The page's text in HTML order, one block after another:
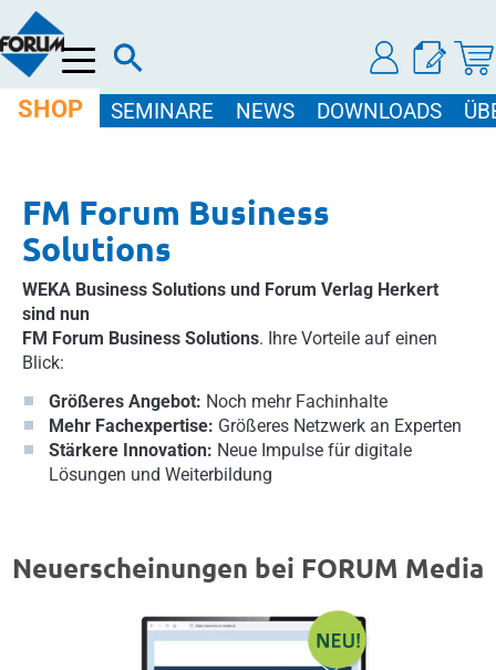
Menü
SHOP SEMINARE NEWS DOWNLOADS
FM Forum Business
Solutions
WEKA Business Solutions und Forum Verlag Herkert
sind nun
FM Forum Business Solutions. Ihre Vorteile auf einen
Blick:
Größeres Angebot: Noch mehr Fachinhalte
Mehr Fachexpertise: Größeres Netzwerk an Experten
Stärkere Innovation: Neue Impulse für digitale
Lösungen und Weiterbildung
Neuerscheinungen bei FORUM Media